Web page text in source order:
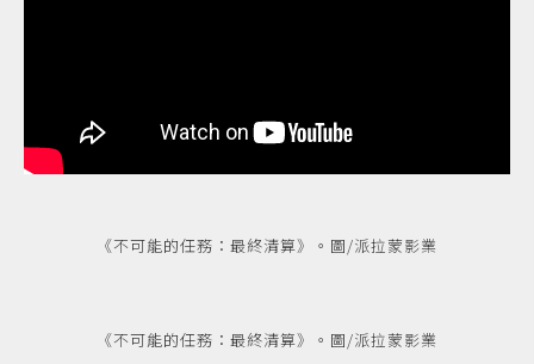
《不可能的任務：最終清算》。圖/派拉蒙影業
《不可能的任務：最終清算》。圖/派拉蒙影業